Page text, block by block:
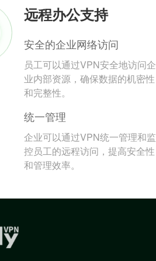
远程办公支持
安全的企业网络访问
员工可以通过VPN安全地访问企
业内部资源，确保数据的机密性
和完整性。
统一管理
企业可以通过VPN统一管理和监
控员工的远程访问，提高安全性
和管理效率。